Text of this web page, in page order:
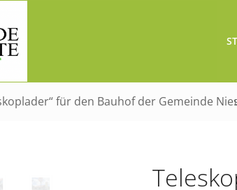
für den Bauhof der Gemeinde